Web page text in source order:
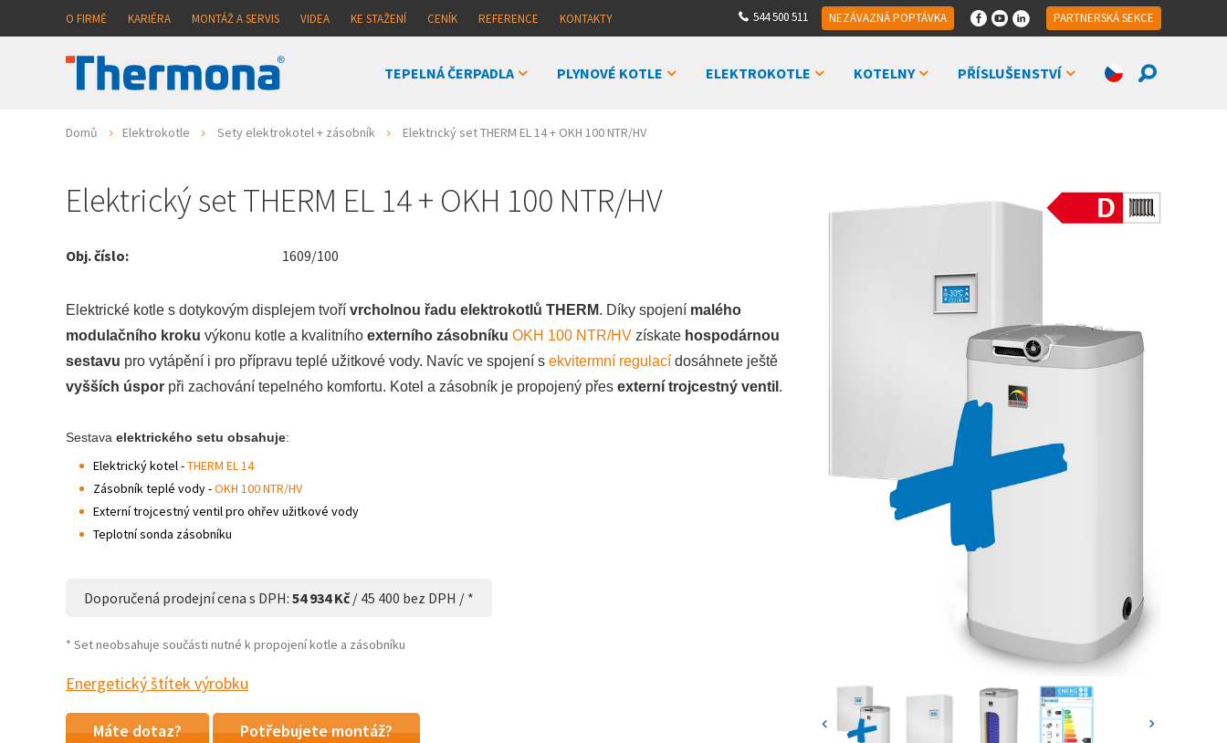
O FIRMĚ KARIÉRA MONTÁŽ A SERVIS VIDEA KE STAŽENÍ CENÍK REFERENCE KONTAKTY 544 500 511 NEZÁVAZNÁ POPTÁVKA PARTNERSKÁ SEKCE
TEPELNÁ ČERPADLA PLYNOVÉ KOTLE ELEKTROKOTLE KOTELNY PŘÍSLUŠENSTVÍ
Domů Elektrokotle Sety elektrokotel + zásobník Elektrický set THERM EL 14 + OKH 100 NTR/HV
Elektrický set THERM EL 14 + OKH 100 NTR/HV
Obj. číslo: 1609/100
Elektrické kotle s dotykovým displejem tvoří vrcholnou řadu elektrokotlů THERM. Díky spojení malého
modulačního kroku výkonu kotle a kvalitního externího zásobníku OKH 100 NTR/HV získate hospodárnou
sestavu pro vytápění i pro přípravu teplé užitkové vody. Navíc ve spojení s ekvitermní regulací dosáhnete ještě
vyšších úspor při zachování tepelného komfortu. Kotel a zásobník je propojený přes externí trojcestný ventil .
Sestava elektrického setu obsahuje:
Elektrický kotel -THERM EL 14
Zásobník teplé vody -OKH 100 NTR/HV
Externí trojcestný ventil pro ohřev užitkové vody
Teplotní sonda zásobníku
Doporučená prodejní cena s DPH: 54 934 Kč/ 45 400 bez DPH / *
* Set neobsahuje součásti nutné k propojení kotle a zásobníku
Energetický štítek výrobku
Máte dotaz? Potřebujete montáž?